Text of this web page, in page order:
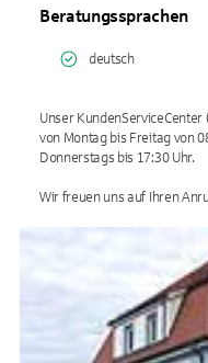
Beratungssprachen
deutsch
Unser
von Montag bis Freitag von
Donnerstags bis 17:30 Uhr.
Wir freuen uns auf Ihren